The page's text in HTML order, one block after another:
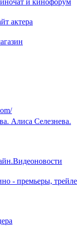
актера
Алиса Селезнева.
- премьеры,